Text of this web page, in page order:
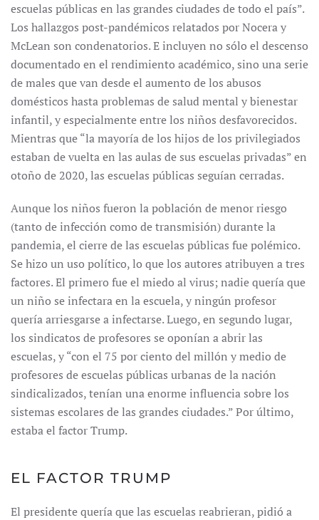
escuelas públicas en las grandes ciudades de todo el país”.
Los hallazgos post-pandémicos relatados por Nocera y
McLean son condenatorios. E incluyen no sólo el descenso
documentado en el rendimiento académico, sino una serie
de males que van desde el aumento de los abusos
domésticos hasta problemas de salud mental y bienestar
infantil, y especialmente entre los niños desfavorecidos.
Mientras que “la mayoría de los hijos de los privilegiados
estaban de vuelta en las aulas de sus escuelas privadas” en
otoño de 2020, las escuelas públicas seguían cerradas.
Aunque los niños fueron la población de menor riesgo
(tanto de infección como de transmisión) durante la
pandemia, el cierre de las escuelas públicas fue polémico.
Se hizo un uso político, lo que los autores atribuyen a tres
factores. El primero fue el miedo al virus; nadie quería que
un niño se infectara en la escuela, y ningún profesor
quería arriesgarse a infectarse. Luego, en segundo lugar,
los sindicatos de profesores se oponían a abrir las
escuelas, y “con el 75 por ciento del millón y medio de
profesores de escuelas públicas urbanas de la nación
sindicalizados, tenían una enorme influencia sobre los
sistemas escolares de las grandes ciudades.” Por último,
estaba el factor Trump.
EL FACTOR TRUMP
El presidente quería que las escuelas reabrieran, pidió a